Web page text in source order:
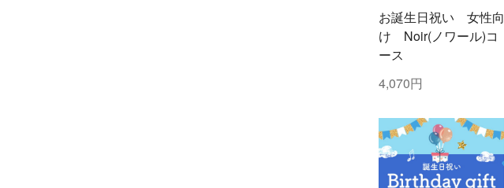
お誕生日祝い 女性向
け Noir(ノワール)コ
ース
4,070円